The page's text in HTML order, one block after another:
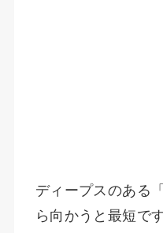
ディープスのある
ら向かうと最短です